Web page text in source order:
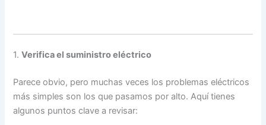
1.Verifica el suministro eléctrico
Parece obvio, pero muchas veces los problemas eléctricos
más simples son los que pasamos por alto. Aquí tienes
algunos puntos clave a revisar: